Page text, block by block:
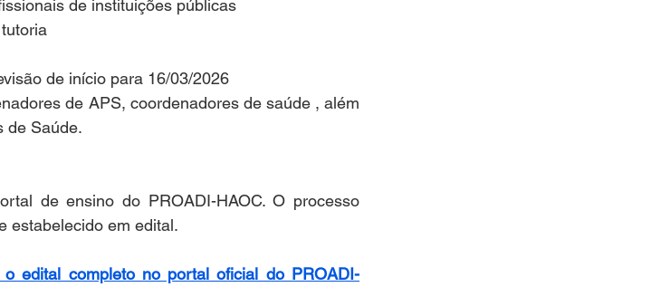
de instituições públicas
de início para 16/03/2026
de APS, coordenadores de saúde , além
de Saúde.
de ensino do PROADI-HAOC. O processo
estabelecido em edital.
edital completo no portal oficial do PROADI-